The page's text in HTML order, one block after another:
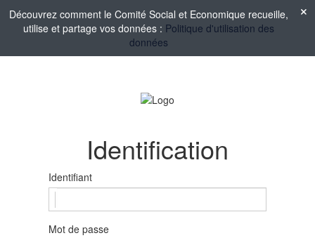
Découvrez comment le Comité Social et Economique recueille,
utilise et partage vos données : Politique d'utilisation des
données
Identification
Identifiant
Mot de passe